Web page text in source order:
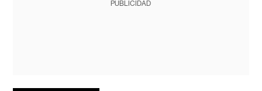
PUBLICIDAD